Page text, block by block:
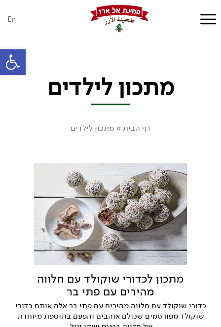
פתח
En
מתכון לילדים
דף הבית »מתכון לילדים
מתכון לכדורי שוקולד עם חלווה
מהירים עם פתי בר
כדורי שוקולד עם חלווה מהירים עם פתי בר אלה אותם כדורי
שוקולד מפורסמים שכולם אוהבים והפעם בתוספת מיוחדת